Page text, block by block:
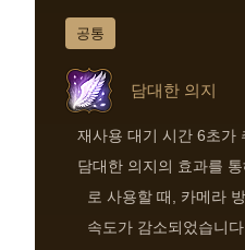
공통
담대한 의지
재사용 대기 시간 6초가
담대한 의지의 효과를
로 사용할 때, 카메라
속도가 감소되었습니다.